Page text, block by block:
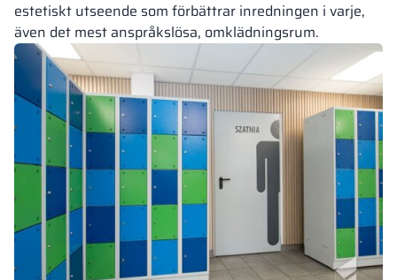
estetiskt utseende som förbättrar inredningen i varje,
även det mest anspråkslösa, omklädningsrum.